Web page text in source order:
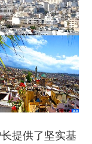
提供了坚实基